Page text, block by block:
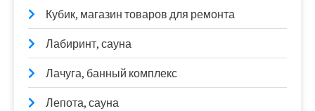
Кубик, магазин товаров для ремонта
Лабиринт, сауна
Лачуга, банный комплекс
Лепота, сауна